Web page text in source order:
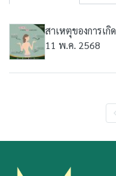
สาเหตุของการเ
11 พ.ค. 2568